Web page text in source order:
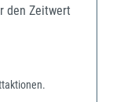
den Zeitwert